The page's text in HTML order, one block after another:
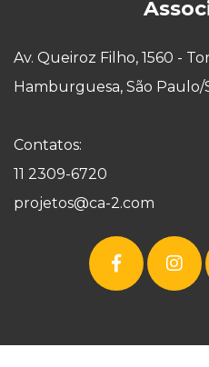
Av. Queiroz Filho, 1560 -
Hamburguesa, São Paulo/
Contatos:
11 2309-6720
projetos@ca-2.com